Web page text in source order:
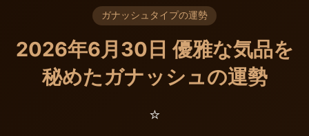
ガナッシュタイプの運勢
2026年6月30日 優雅な気品を
秘めたガナッシュの運勢
⭐️